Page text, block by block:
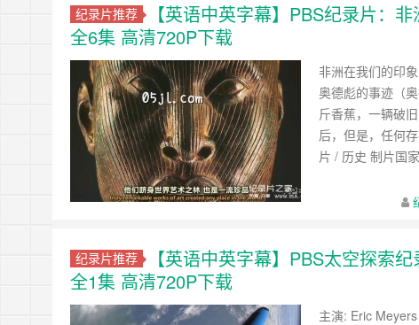
纪录片推荐
【英语中英字幕】PBS纪录片：
全6集 高清720P下载
非洲在我们的印
奥德彪的事迹（
斤香蕉，一辆破
后，但是，任何
片 / 历史 制片国
纪录片推荐
【英语中英字幕】PBS太空探索
全1集 高清720P下载
主演: Eric